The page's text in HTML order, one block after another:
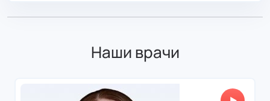
Информация о пациенте
Наши врачи